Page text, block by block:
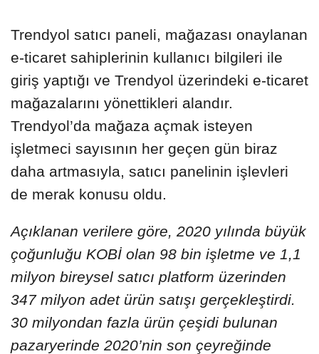
Trendyol satıcı paneli, mağazası onaylanan
e-ticaret sahiplerinin kullanıcı bilgileri ile
giriş yaptığı ve Trendyol üzerindeki e-ticaret
mağazalarını yönettikleri alandır.
Trendyol’da mağaza açmak isteyen
işletmeci sayısının her geçen gün biraz
daha artmasıyla, satıcı panelinin işlevleri
de merak konusu oldu.
Açıklanan verilere göre, 2020 yılında büyük
çoğunluğu KOBİ olan 98 bin işletme ve 1,1
milyon bireysel satıcı platform üzerinden
347 milyon adet ürün satışı gerçekleştirdi.
30 milyondan fazla ürün çeşidi bulunan
pazaryerinde 2020’nin son çeyreğinde